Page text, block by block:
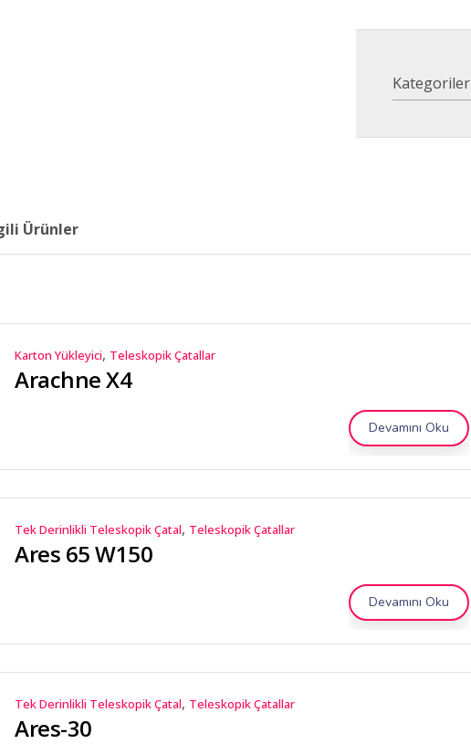
Kategoriler
Ürünler
Karton Yükleyici, Teleskopik Çatallar
Arachne X4
Devamını Oku
Tek Derinlikli Teleskopik Çatal, Teleskopik Çatallar
Ares 65 W150
Devamını Oku
Tek Derinlikli Teleskopik Çatal, Teleskopik Çatallar
Ares-30